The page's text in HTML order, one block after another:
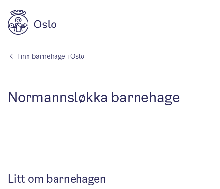
Finn barnehage i Oslo
Normannsløkka barnehage
Litt om barnehagen